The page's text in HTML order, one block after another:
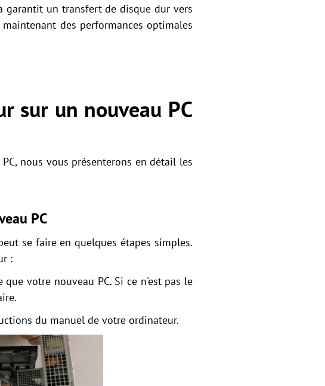
garantit un transfert de disque dur vers
des performances optimales
sur un nouveau PC
nous vous présenterons en détail les
PC
se faire en quelques étapes simples.
:
votre nouveau PC. Si ce n'est pas le
du manuel de votre ordinateur.